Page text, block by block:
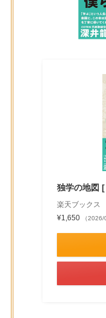
独学の地図
楽天ブックス
¥1,650
（